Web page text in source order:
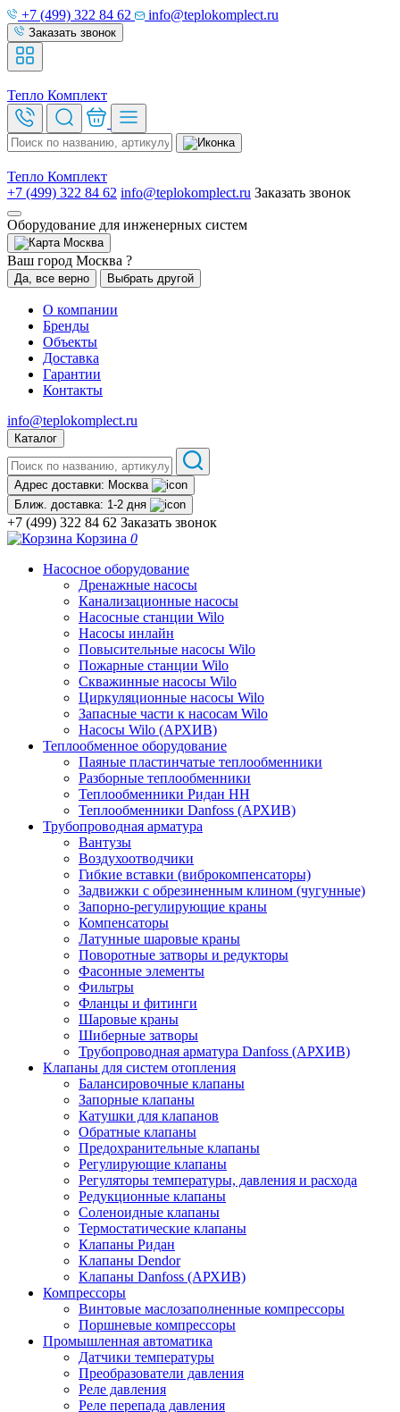
+7 (499) 322 84 62 info@teplokomplect.ru
Заказать звонок
Тепло Комплект
Тепло Комплект
+7 (499) 322 84 62 info@teplokomplect.ru Заказать звонок
Оборудование для инженерных систем
Москва
Ваш город Москва ?
Да, все верно Выбрать другой
О компании
Бренды
Объекты
Доставка
Гарантии
Контакты
info@teplokomplect.ru
Каталог
Адрес доставки: Москва
Ближ. доставка: 1-2 дня
+7 (499) 322 84 62 Заказать звонок
Корзина 0
Насосное оборудование
Дренажные насосы
Канализационные насосы
Насосные станции Wilo
Насосы инлайн
Повысительные насосы Wilo
Пожарные станции Wilo
Скважинные насосы Wilo
Циркуляционные насосы Wilo
Запасные части к насосам Wilo
Насосы Wilo (АРХИВ)
Теплообменное оборудование
Паяные пластинчатые теплообменники
Разборные теплообменники
Теплообменники Ридан НН
Теплообменники Danfoss (АРХИВ)
Трубопроводная арматура
Вантузы
Воздухоотводчики
Гибкие вставки (виброкомпенсаторы)
Задвижки с обрезиненным клином (чугунные)
Запорно-регулирующие краны
Компенсаторы
Латунные шаровые краны
Поворотные затворы и редукторы
Фасонные элементы
Фильтры
Фланцы и фитинги
Шаровые краны
Шиберные затворы
Трубопроводная арматура Danfoss (АРХИВ)
Клапаны для систем отопления
Балансировочные клапаны
Запорные клапаны
Катушки для клапанов
Обратные клапаны
Предохранительные клапаны
Регулирующие клапаны
Регуляторы температуры, давления и расхода
Редукционные клапаны
Соленоидные клапаны
Термостатические клапаны
Клапаны Ридан
Клапаны Dendor
Клапаны Danfoss (АРХИВ)
Компрессоры
Винтовые маслозаполненные компрессоры
Поршневые компрессоры
Промышленная автоматика
Датчики температуры
Преобразователи давления
Реле давления
Реле перепада давления